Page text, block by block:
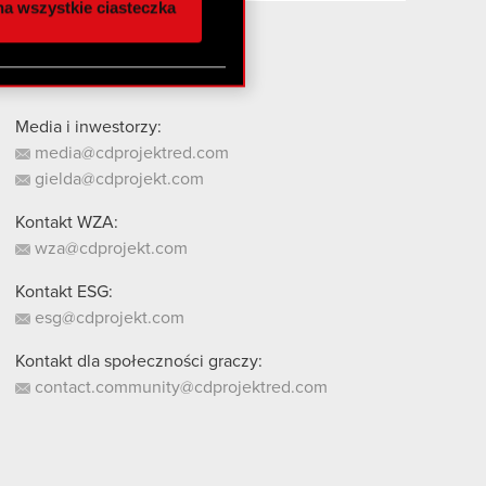
innymi danymi
z naszej witryny,
wszystkie ciasteczka
Media i inwestorzy:
media@cdprojektred.com
gielda@cdprojekt.com
Kontakt WZA:
wza@cdprojekt.com
Kontakt ESG:
esg@cdprojekt.com
Kontakt dla społeczności graczy:
contact.community@cdprojektred.com